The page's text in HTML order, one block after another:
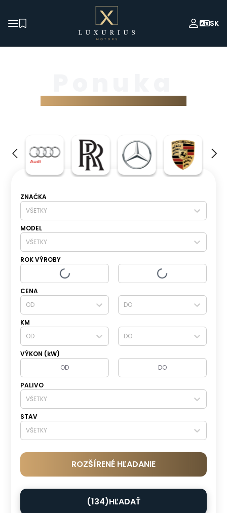
SK
ZNAČKA
VŠETKY
MODEL
VŠETKY
ROK VÝROBY
CENA
OD
DO
KM
OD
DO
VÝKON (kW)
PALIVO
VŠETKY
STAV
VŠETKY
ROZŠÍRENÉ HĽADANIE
(134)HĽADAŤ